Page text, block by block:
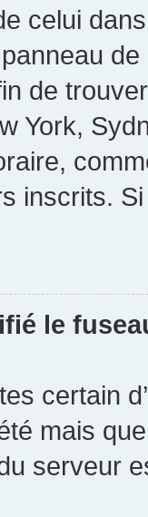
celui
de
de
York,
inscrits.
le
certain
mais
serveur